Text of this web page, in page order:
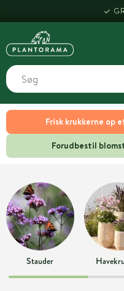
Frisk krukkerne op
Forudbestil
Stauder